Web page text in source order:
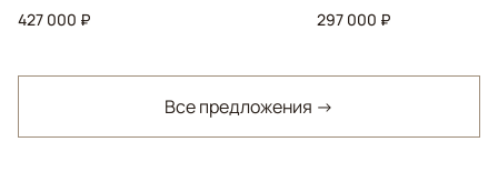
427 000 ₽
297 000 ₽
Все предложения →